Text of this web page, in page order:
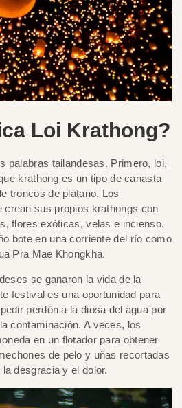
Loi Krathong?
palabras tailandesas. Primero, loi,
krathong es un tipo de canasta
troncos de plátano. Los
crean sus propios krathongs con
flores exóticas, velas e incienso.
bote en una corriente del río como
Pra Mae Khongkha.
se ganaron la vida de la
festival es una oportunidad para
perdón a la diosa del agua por
contaminación. A veces, los
en un flotador para obtener
de pelo y uñas recortadas
desgracia y el dolor.